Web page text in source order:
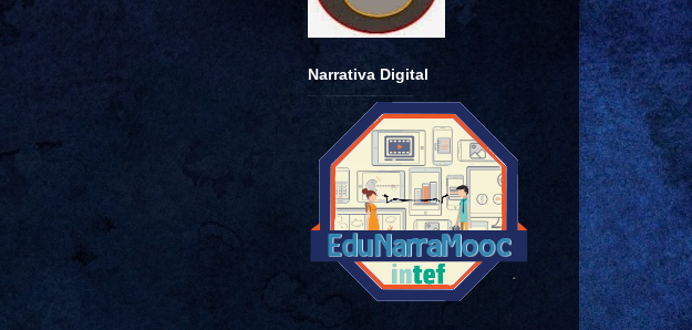
Narrativa Digital